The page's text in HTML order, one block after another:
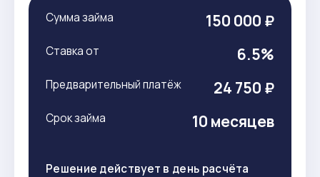
Сумма займа 150 000 ₽
Ставка от 6.5%
Предварительный платёж 24 750 ₽
Срок займа 10 месяцев
Решение действует в день расчёта